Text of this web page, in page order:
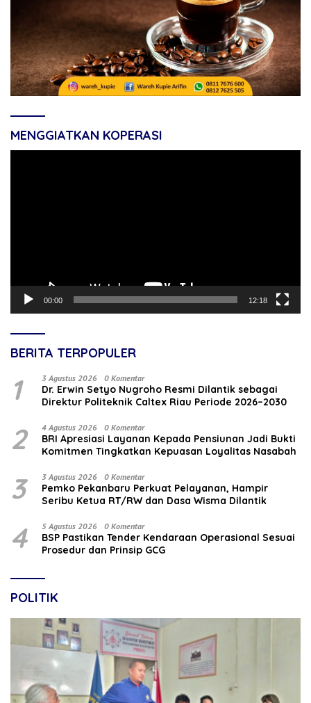
MENGGIATKAN KOPERASI
00:00 12:18
BERITA TERPOPULER
1 3 Agustus 2026 0 Komentar
‎Dr. Erwin Setyo Nugroho Resmi Dilantik sebagai
Direktur Politeknik Caltex Riau Periode 2026–2030
2 4 Agustus 2026 0 Komentar
BRI Apresiasi Layanan Kepada Pensiunan Jadi Bukti
Komitmen Tingkatkan Kepuasan Loyalitas Nasabah
3 3 Agustus 2026 0 Komentar
Pemko Pekanbaru Perkuat Pelayanan, Hampir
Seribu Ketua RT/RW dan Dasa Wisma Dilantik
4 5 Agustus 2026 0 Komentar
BSP Pastikan Tender Kendaraan Operasional Sesuai
Prosedur dan Prinsip GCG
POLITIK